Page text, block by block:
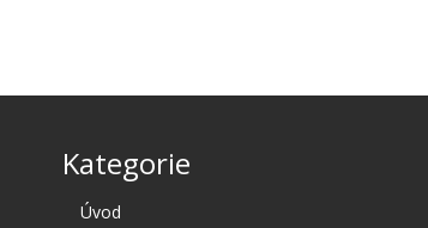
Kategorie
Úvod